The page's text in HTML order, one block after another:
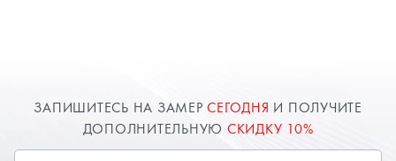
ЗАПИШИТЕСЬ НА ЗАМЕРСЕГОДНЯ И ПОЛУЧИТЕ
ДОПОЛНИТЕЛЬНУЮ СКИДКУ 10%